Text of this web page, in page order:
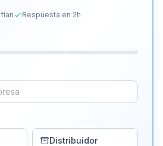
Respuesta en 2h
Distribuidor